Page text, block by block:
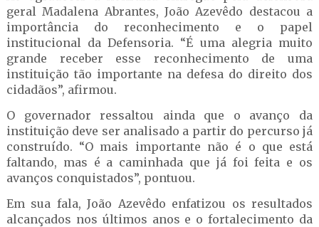
geral Madalena Abrantes, João Azevêdo destacou a
importância do reconhecimento e o papel
institucional da Defensoria. “É uma alegria muito
grande receber esse reconhecimento de uma
instituição tão importante na defesa do direito dos
cidadãos”, afirmou.
O governador ressaltou ainda que o avanço da
instituição deve ser analisado a partir do percurso já
construído. “O mais importante não é o que está
faltando, mas é a caminhada que já foi feita e os
avanços conquistados”, pontuou.
Em sua fala, João Azevêdo enfatizou os resultados
alcançados nos últimos anos e o fortalecimento da